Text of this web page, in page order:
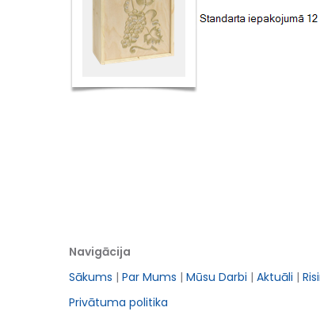
Navigācija
Sākums | Par Mums | Mūsu Darbi | Aktuāli |
Privātuma politika